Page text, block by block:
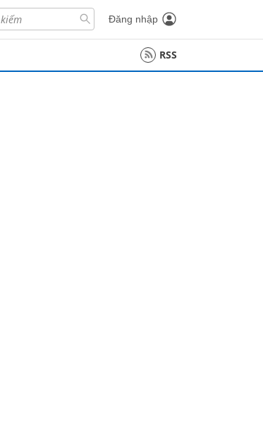
Đăng nhập
RSS